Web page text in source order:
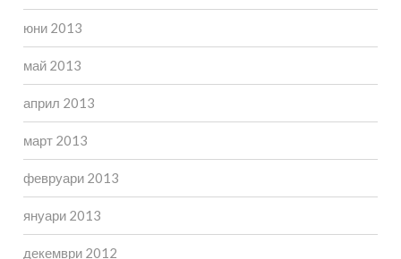
юни 2013
май 2013
април 2013
март 2013
февруари 2013
януари 2013
декември 2012